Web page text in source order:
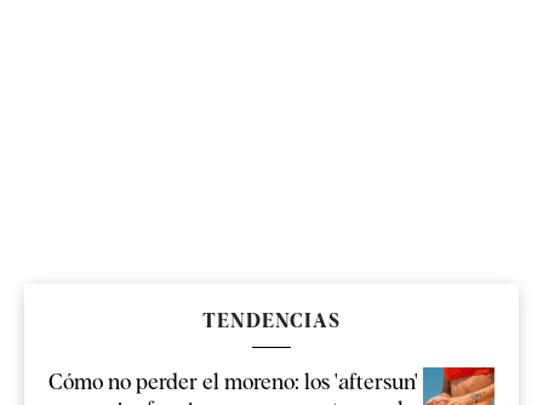
TENDENCIAS
Cómo no perder el moreno: los 'aftersun'